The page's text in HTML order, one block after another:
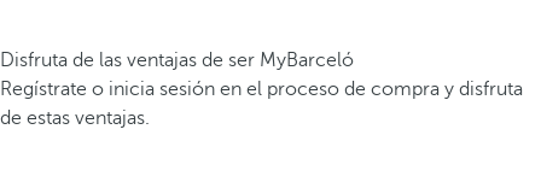
Disfruta de las ventajas de ser MyBarceló
Regístrate o inicia sesión en el proceso de compra y disfruta
de estas ventajas.